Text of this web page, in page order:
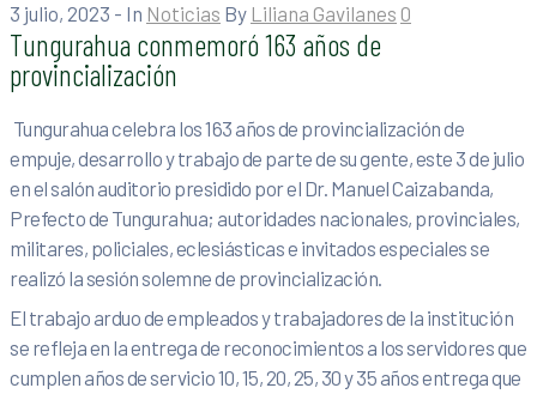
3 julio, 2023 - In Noticias By Liliana Gavilanes 0
Tungurahua conmemoró 163 años de
provincialización
Tungurahua celebra los 163 años de provincialización de
empuje, desarrollo y trabajo de parte de su gente, este 3 de julio
en el salón auditorio presidido por el Dr. Manuel Caizabanda,
Prefecto de Tungurahua; autoridades nacionales, provinciales,
militares, policiales, eclesiásticas e invitados especiales se
realizó la sesión solemne de provincialización.
El trabajo arduo de empleados y trabajadores de la institución
se refleja en la entrega de reconocimientos a los servidores que
cumplen años de servicio 10, 15, 20, 25, 30 y 35 años entrega que